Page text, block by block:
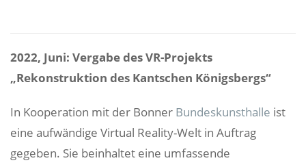
2022, Juni: Vergabe des VR-Projekts
„Rekonstruktion des Kantschen Königsbergs“
In Kooperation mit der Bonner Bundeskunsthalle ist
eine aufwändige Virtual Reality-Welt in Auftrag
gegeben. Sie beinhaltet eine umfassende